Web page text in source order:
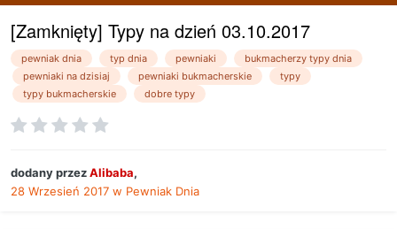
[Zamknięty] Typy na dzień 03.10.2017
pewniak dnia typ dnia pewniaki
bukmacherzy typy dnia
pewniaki na dzisiaj
pewniaki bukmacherskie
typy
typy bukmacherskie
dobre typy
dodany przezAlibaba,
28 Wrzesień 2017 w Pewniak Dnia